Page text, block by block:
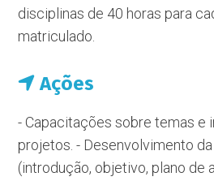
disciplinas de 40 horas para
matriculado.
Ações
- Capacitações sobre temas e
projetos. - Desenvolvimento
(introdução, objetivo, plano de